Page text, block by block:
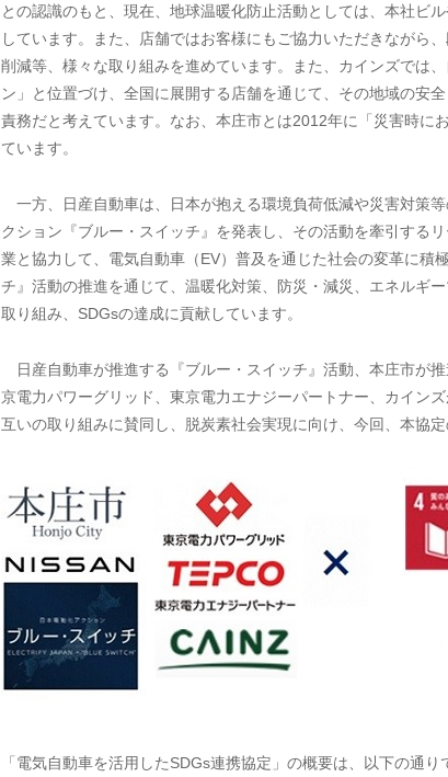
との認識のもと、現在、地球温暖化防止活動としては、本社ビ
しています。また、店舗ではお客様にもご協力いただきながら
削減等、様々な取り組みを進めています。また、カインズでは
ン」と位置づけ、全国に展開する店舗を通じて、その地域の安
責務だと考えています。なお、本庄市とは2012年に「災害時に
ています。
一方、日産自動車は、日本が抱える環境負荷低減や災害対策
クション『ブルー・スイッチ』を発表し、その活動を牽引する
業と協力して、電気自動車（EV）普及を通じた社会の変革に積
チ』活動の推進を通じて、温暖化対策、防災・減災、エネルギ
取り組み、SDGsの達成に貢献しています。
日産自動車が推進する『ブルー・スイッチ』活動、本庄市が
京電力パワーグリッド、東京電力エナジーパートナー、カイン
互いの取り組みに賛同し、脱炭素社会実現に向け、今回、本協
「電気自動車を活用したSDGs連携協定」の概要は、以下の通り